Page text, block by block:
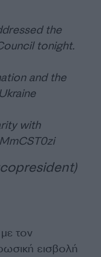
the
tonight.
and the
with
τον
εισβολή